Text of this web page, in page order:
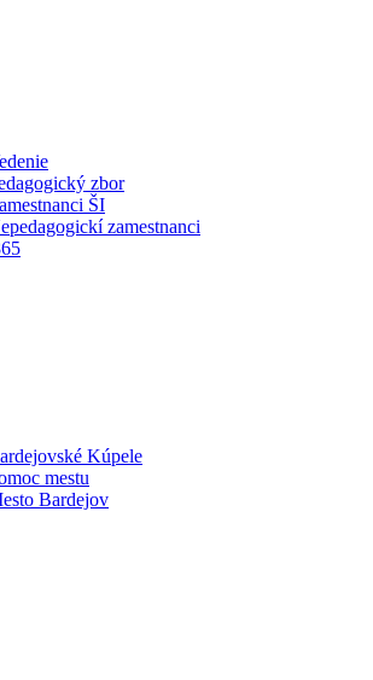
zbor
ŠI
zamestnanci
Kúpele
mestu
Bardejov